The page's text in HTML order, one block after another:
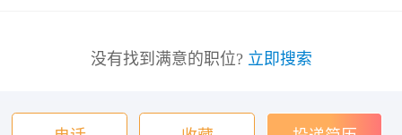
没有找到满意的职位? 立即搜索